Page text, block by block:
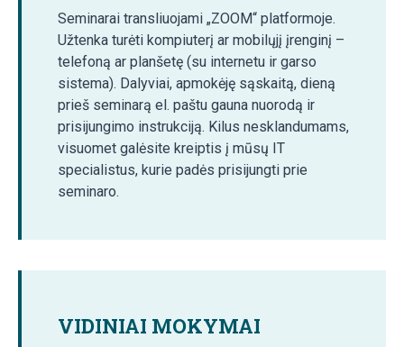
Seminarai transliuojami „ZOOM“ platformoje.
Užtenka turėti kompiuterį ar mobilųjį įrenginį –
telefoną ar planšetę (su internetu ir garso
sistema). Dalyviai, apmokėję sąskaitą, dieną
prieš seminarą el. paštu gauna nuorodą ir
prisijungimo instrukciją. Kilus nesklandumams,
visuomet galėsite kreiptis į mūsų IT
specialistus, kurie padės prisijungti prie
seminaro.
VIDINIAI MOKYMAI